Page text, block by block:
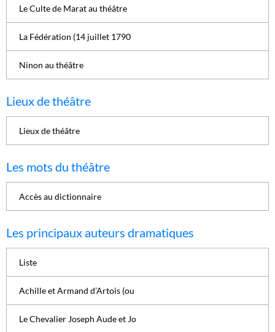
Le Culte de Marat au théâtre
La Fédération (14 juillet 1790
Ninon au théâtre
Lieux de théâtre
Lieux de théâtre
Les mots du théâtre
Accès au dictionnaire
Les principaux auteurs dramatiques
Liste
Achille et Armand d’Artois (ou
Le Chevalier Joseph Aude et Jo